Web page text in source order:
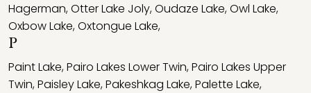
Hagerman,Otter Lake Joly,Oudaze Lake,Owl Lake,
Oxbow Lake,Oxtongue Lake,
P
Paint Lake,Pairo Lakes Lower Twin,Pairo Lakes Upper
Twin,Paisley Lake,Pakeshkag Lake,Palette Lake,